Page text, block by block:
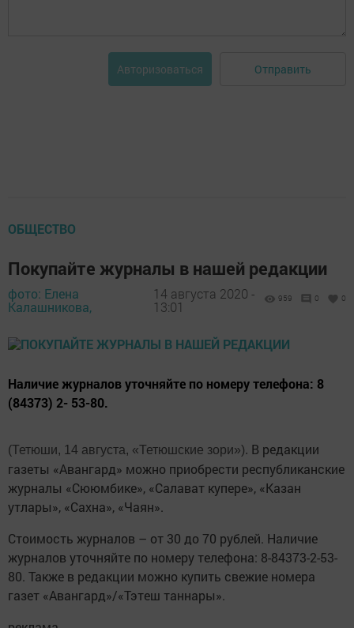
Авторизоваться Отправить
ОБЩЕСТВО
Покупайте журналы в нашей редакции
фото: Елена
Калашникова,
14 августа 2020 -
13:01
959 0 0
Наличие журналов уточняйте по номеру телефона: 8
(84373) 2- 53-80.
(Тетюши, 14 августа, «Тетюшские зори»). В редакции
газеты «Авангард» можно приобрести республиканские
журналы «Сююмбике», «Салават купере», «Казан
утлары», «Сахна», «Чаян».
Стоимость журналов – от 30 до 70 рублей. Наличие
журналов уточняйте по номеру телефона: 8-84373-2-53-
80. Также в редакции можно купить свежие номера
газет «Авангард»/«Тэтеш таннары».